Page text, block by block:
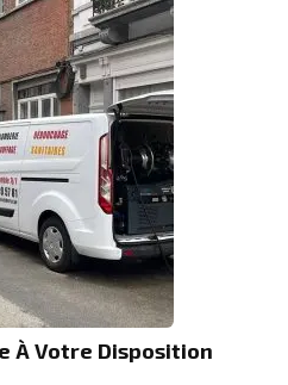
À Votre Disposition